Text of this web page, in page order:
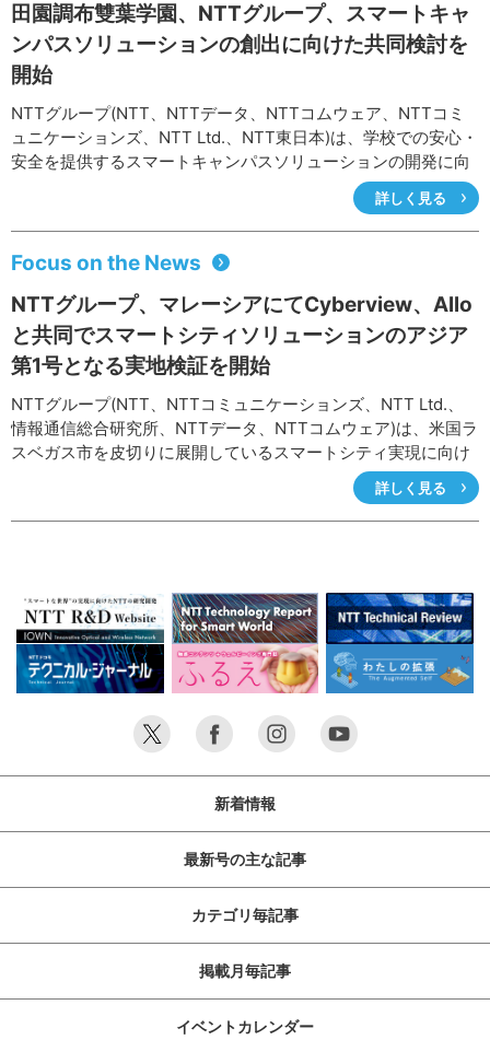
ザの使用領域に影響を与えることなく利用することを可能とす
るものです。平常時の利便性向上に加え、災害時など急遽衛星
通信を必要とする際にも、より効率的な衛星利用が可能になる
と期待されます。また、信号を分解して送信し、受信して再合
成するというプロセスを経ることにより、通信のセキュリティ
向上にもつながります。
このたび、本技術を実装した装置による衛星実験に成功したこ
とで、実際に衛星中継器上に散在する未使用帯域を有効利用で
きることを明らかにしました。今後は中継器を共有する複数ユ
ーザに対する未使用帯域の効率的な割り当て方法について検討
を進め、中継器のさらなる利用効率向上をめざします。
田園調布雙葉学園、NTTグループ、スマートキャ
ンパスソリューションの創出に向けた共同検討を
開始
NTTグループ(NTT、NTTデータ、NTTコムウェア、NTTコミ
ュニケーションズ、NTT Ltd.、NTT東日本)は、学校での安心・
安全を提供するスマートキャンパスソリューションの開発に向
けた共同検討を、2020年2月より田園調布雙葉学園と共同で開
始しました。なお、本共同検討では、NTTグループが米国ラス
ベガス市にて展開中の公共安全ソリューションに用いられてい
る技術を、日本で初めて導入します。
詳しく見る
Focus on the News
NTTグループ、マレーシアにてCyberview、Allo
と共同でスマートシティソリューションのアジア
第1号となる実地検証を開始
NTTグループ(NTT、NTTコミュニケーションズ、NTT Ltd.、
情報通信総合研究所、NTTデータ、NTTコムウェア)は、米国ラ
スベガス市を皮切りに展開しているスマートシティ実現に向け
た取り組みについて、総務省2019年度事業「マレーシアにおけ
る社会課題解決のためのスマートシティモデルの構築に関する
調査研究」の一環として、マレーシア現地のステークホルダと
NTTグループが米国で培ったスマートシティ分野における技
術・ノウハウによるアジアでの社会課題解決の可能性を検証す
るとともに、持続可能なビジネスモデルの構築をめざします。
詳しく見る
新着情報
最新号の主な記事
カテゴリ毎記事
掲載月毎記事
イベントカレンダー